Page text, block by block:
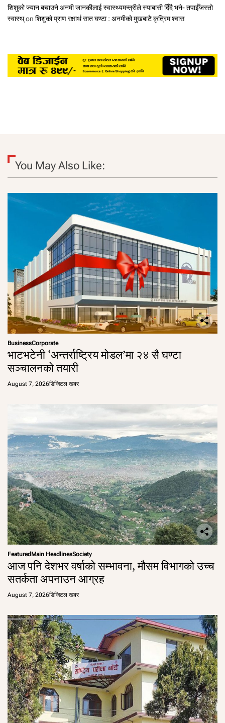
शिशुको ज्यान बचाउने अनमी जानकीलाई स्वास्थ्यमन्त्रीले स्याबासी दिँदै भने- तपाईँजस्तो
स्वास्थ्on शिशुको प्राण रक्षार्थ सात घण्टा : अनमीको मुखबाटै कृत्रिम श्वास
You May Also Like:
BusinessCorporate
भाटभटेनी ‘अन्तर्राष्ट्रिय मोडल’मा २४ सै घण्टा
सञ्चालनको तयारी
August 7, 2026डिजिटल खबर
FeaturedMain HeadlinesSociety
आज पनि देशभर वर्षाको सम्भावना, मौसम विभागको उच्च
सतर्कता अपनाउन आग्रह
August 7, 2026डिजिटल खबर